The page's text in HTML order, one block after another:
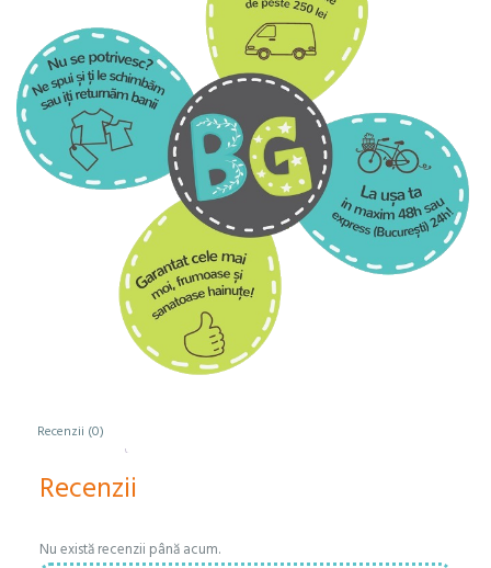
Recenzii (0)
Recenzii
Nu există recenzii până acum.